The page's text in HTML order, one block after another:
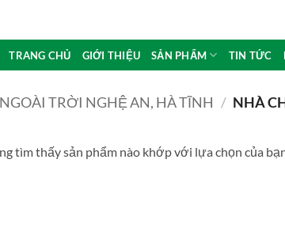
TRANG CHỦ GIỚI THIỆU SẢN PHẨM TIN TỨC
TRỜI NGHỆ AN, HÀ TĨNH / NHÀ
tìm thấy sản phẩm nào khớp với lựa chọn của